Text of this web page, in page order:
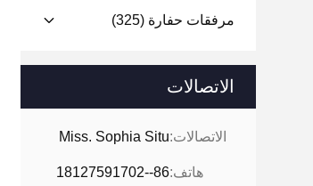
مرفقات حفارة (325)
الاتصالات
الاتصالات:Miss. Sophia Situ
هاتف:86--18127591702